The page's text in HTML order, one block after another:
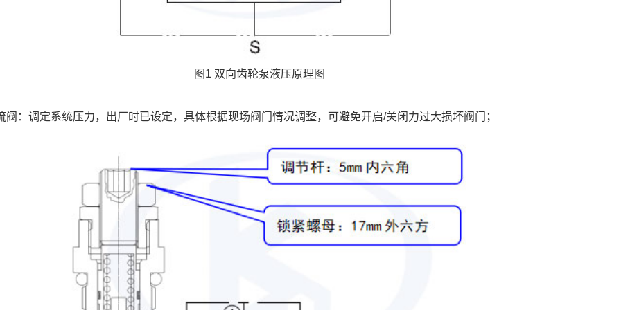
图1 双向齿轮泵液压原理图
阀：调定系统压力，出厂时已设定，具体根据现场阀门情况调整，可避免开启/关闭力过大损坏阀门；